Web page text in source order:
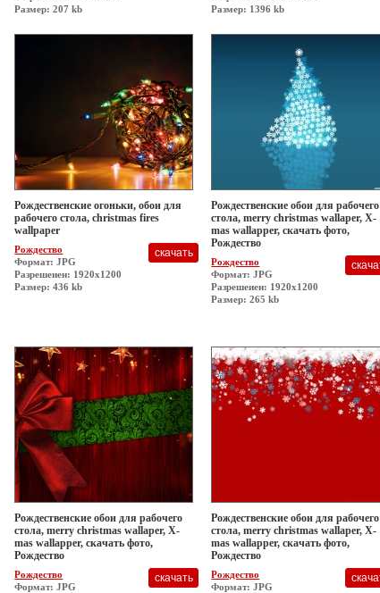
Размер: 207 kb
Размер: 1396 kb
Рождественские огоньки, обои для
рабочего стола, christmas fires
wallpaper
Рождество
Формат: JPG
Разрешеиен: 1920x1200
Размер: 436 kb
Рождественские обои для рабочего
стола, merry christmas wallaper, X-
mas wallapper, скачать фото,
Рождество
Рождество
Формат: JPG
Разрешеиен: 1920x1200
Размер: 265 kb
Рождественские обои для рабочего
стола, merry christmas wallaper, X-
mas wallapper, скачать фото,
Рождество
Рождество
Формат: JPG
Рождественские обои для рабочего
стола, merry christmas wallaper, X-
mas wallapper, скачать фото,
Рождество
Рождество
Формат: JPG